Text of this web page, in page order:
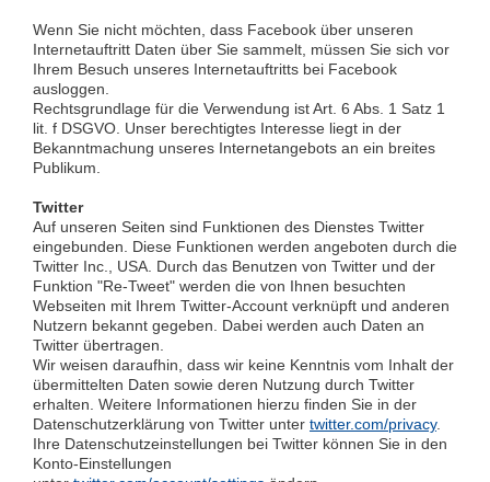
Wenn Sie nicht möchten, dass Facebook über unseren
Internetauftritt Daten über Sie sammelt, müssen Sie sich vor
Ihrem Besuch unseres Internetauftritts bei Facebook
ausloggen.
Rechtsgrundlage für die Verwendung ist Art. 6 Abs. 1 Satz 1
lit. f DSGVO. Unser berechtigtes Interesse liegt in der
Bekanntmachung unseres Internetangebots an ein breites
Publikum.
Twitter
Auf unseren Seiten sind Funktionen des Dienstes Twitter
eingebunden. Diese Funktionen werden angeboten durch die
Twitter Inc., USA. Durch das Benutzen von Twitter und der
Funktion "Re-Tweet" werden die von Ihnen besuchten
Webseiten mit Ihrem Twitter-Account verknüpft und anderen
Nutzern bekannt gegeben. Dabei werden auch Daten an
Twitter übertragen.
Wir weisen daraufhin, dass wir keine Kenntnis vom Inhalt der
übermittelten Daten sowie deren Nutzung durch Twitter
erhalten. Weitere Informationen hierzu finden Sie in der
Datenschutzerklärung von Twitter unter twitter.com/privacy.
Ihre Datenschutzeinstellungen bei Twitter können Sie in den
Konto-Einstellungen